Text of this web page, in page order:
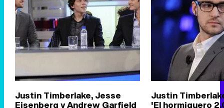
Justin Timberlake, Jesse
Eisenberg y Andrew Garfield
Justin
'El hormiguero